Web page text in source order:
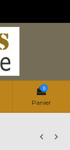
0
Panier